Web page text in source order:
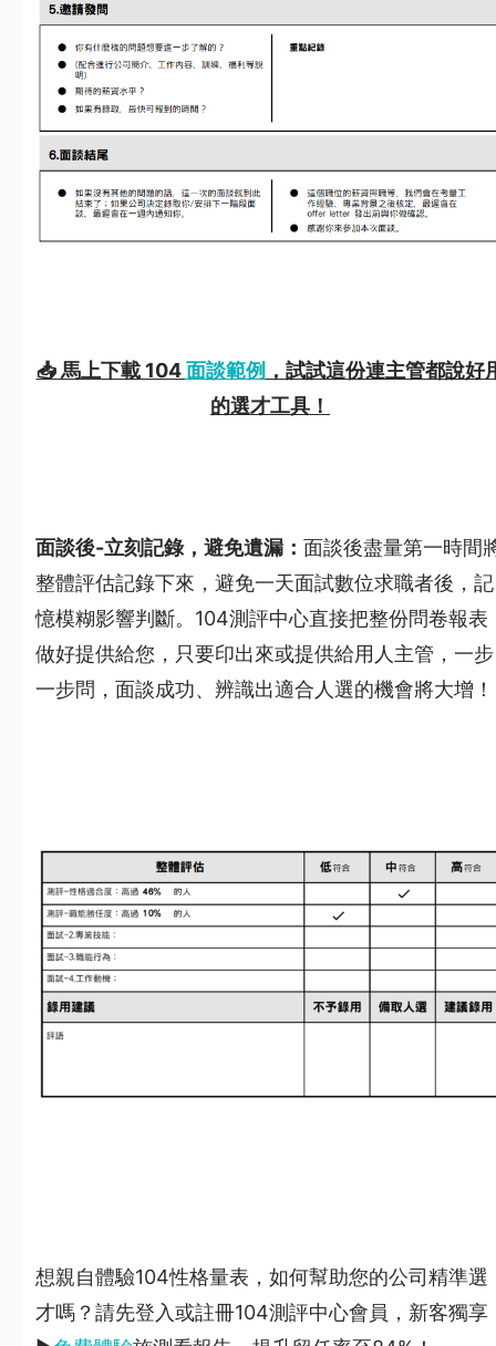
📥 馬上下載 104面談範例 ，試試這份連主管都說好
的選才工具！
面談後-立刻記錄，避免遺漏： 面談後盡量第一時間
整體評估記錄下來，避免一天面試數位求職者後，記
憶模糊影響判斷。104測評中心直接把整份問卷報表
做好提供給您，只要印出來或提供給用人主管，一步
一步問，面談成功、辨識出適合人選的機會將大增！
想親自體驗104性格量表，如何幫助您的公司精準選
才嗎？請先登入或註冊104測評中心會員，新客獨享